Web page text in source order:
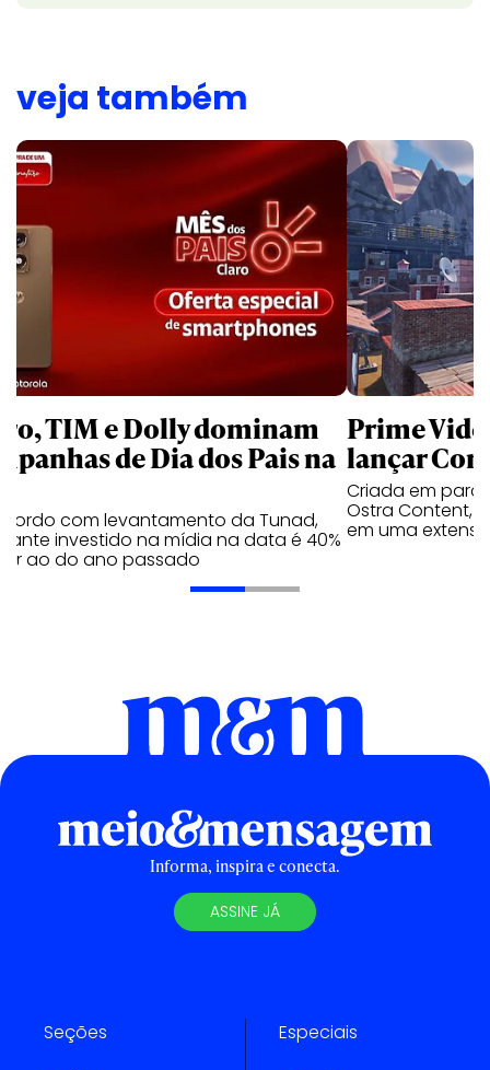
veja também
TIM e Dolly dominam
de Dia dos Pais na
com levantamento da Tunad,
investido na mídia na data é 40%
ao do ano passado
Prime
lançar
Criada em
Ostra Content,
em uma
Informa, inspira e conecta.
ASSINE JÁ
Seções Especiais